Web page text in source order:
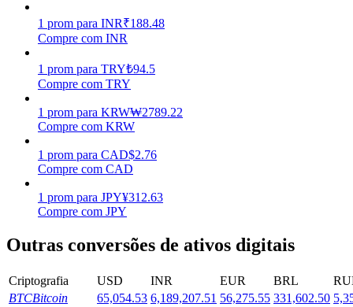
Estacamento
Launchpool
1 prom para INR₹188.48
Compre com INR
1 prom para TRY₺94.5
Compre com TRY
1 prom para KRW₩2789.22
Compre com KRW
1 prom para CAD$2.76
Compre com CAD
1 prom para JPY¥312.63
Compre com JPY
Outras conversões de ativos digitais
Criptografia USD INR EUR BRL
BTCBitcoin 65,054.53 6,189,207.51 56,275.55 331,602.50